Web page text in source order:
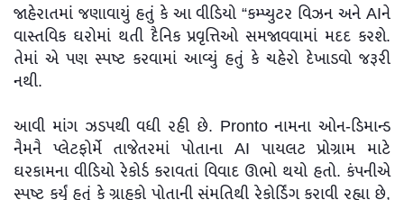
જાહેરાતમાં જણાવાયું હતું કે આ વીડિયો “કમ્પ્યુટર વિઝન અને AIને
વાસ્તવિક ઘરોમાં થતી દૈનિક પ્રવૃત્તિઓ સમજાવવામાં મદદ કરશે.
તેમાં એ પણ સ્પષ્ટ કરવામાં આવ્યું હતું કે ચહેરો દેખાડવો જરૂરી
નથી.
આવી માંગ ઝડપથી વધી રહી છે. Pronto નામના ઓન-ડિમાન્ડ
નૈમનૈ પ્લેટફોર્મે તાજેતરમાં પોતાના AI પાયલટ પ્રોગ્રામ માટે
ઘરકામના વીડિયો રેકોર્ડ કરાવતાં વિવાદ ઊભો થયો હતો. કંપનીએ